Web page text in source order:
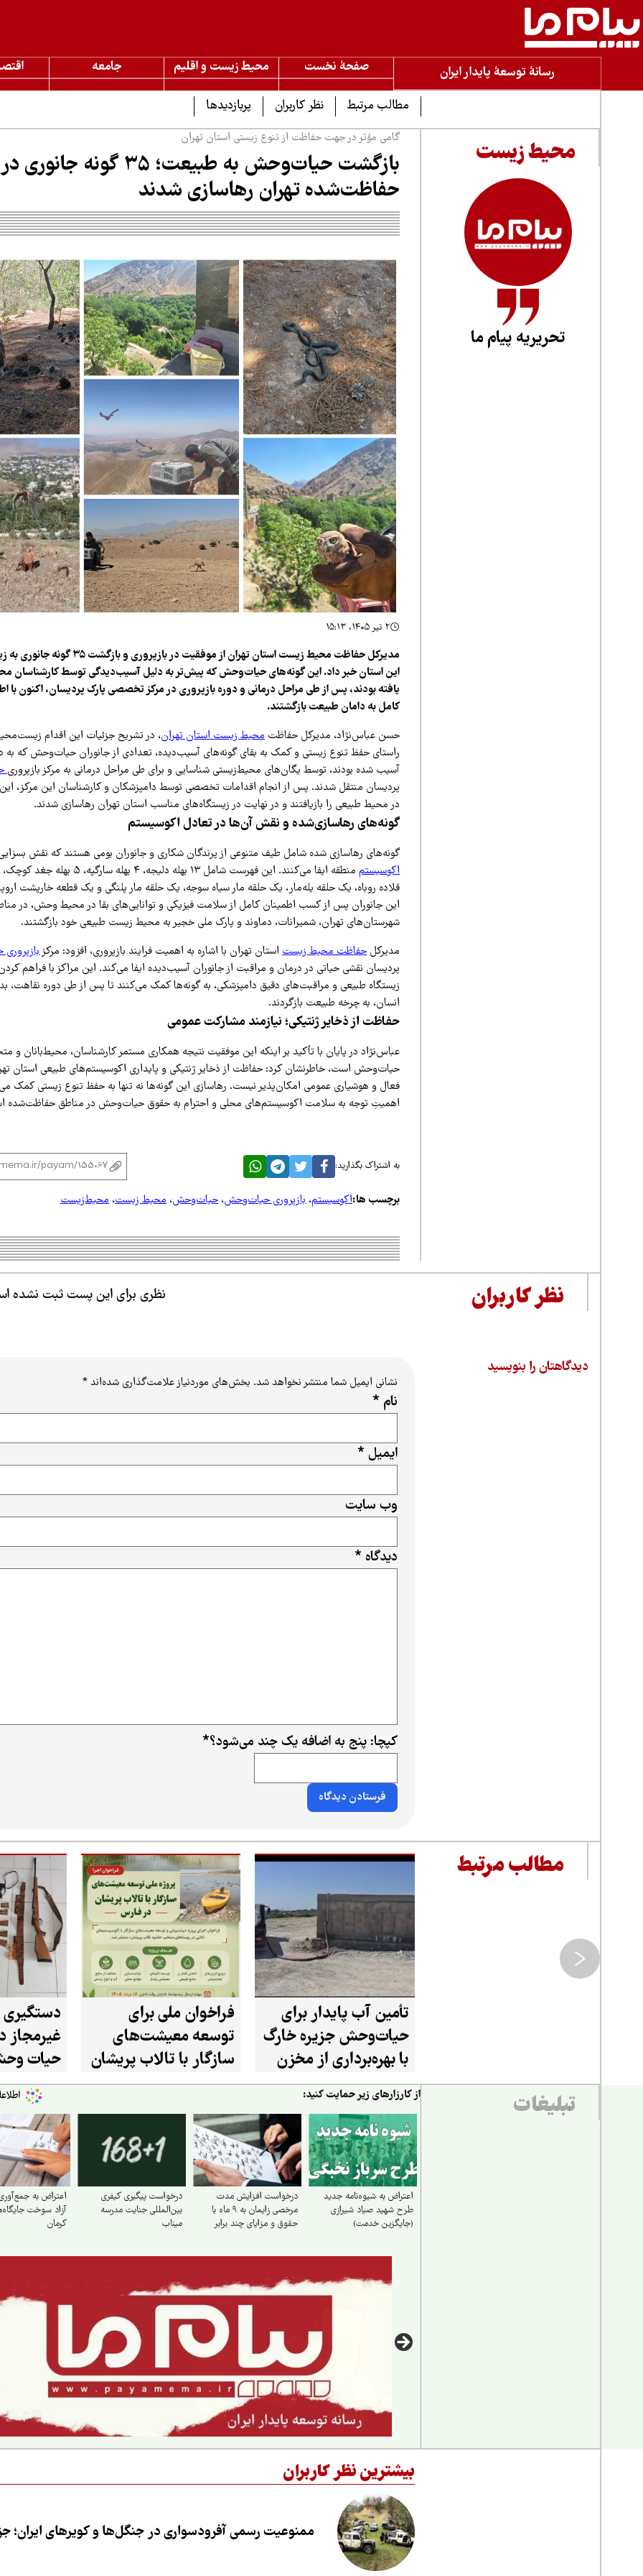
رسانۀ توسعۀ پایدار ایران صفحۀ نخست محیط زیست و اقلیم جامعه
مطالب مرتبط نظر کاربران پربازدیدها
محیط زیست
تحریریه پیام ما
گامی مؤثر در جهت حفاظت از تنوع زیستی استان تهران
بازگشت حیات‌وحش به طبیعت؛ ۳۵
حفاظت‌شده تهران رهاسازی شدند
۲ تیر ۱۴۰۵، ۱۵:۱۳
مدیرکل حفاظت محیط زیست استان تهران از موفقیت
این استان خبر داد. این گونه‌های حیات‌وحش که پیش‌تر به دلیل آسیب‌دیدگی توسط کارشناسان
یافته بودند، پس از طی مراحل درمانی و دوره بازپروری در مرکز تخصصی پارک پردیسان، اکنون با
کامل به دامان طبیعت بازگشتند.
حسن عباس‌نژاد، مدیرکل حفاظتمحیط زیست استان تهران، در تشریح جزئیات این اقدام
راستای حفظ تنوع زیستی و کمک به بقای گونه‌های آسیب‌دیده، تعدادی از جانوران حیات‌وحش که به
آسیب شده بودند، توسط یگان‌های محیط‌زیستی شناسایی و برای طی مراحل درمانی به مرکز بازپروری
پردیسان منتقل شدند. پس از انجام اقدامات تخصصی توسط دامپزشکان و کارشناسان این مرکز، این
در محیط طبیعی را بازیافتند و در نهایت در زیستگاه‌های مناسب استان تهران رهاسازی شدند.
گونه‌های رهاسازی‌شده و نقش آن‌ها در تعادل اکوسیستم
گونه‌های رهاسازی شده شامل طیف متنوعی از پرندگان شکاری و جانوران بومی هستند که نقش
اکوسیستم
قلاده روباه، یک حلقه یله‌مار، یک حلقه مار سیاه سوجه، یک حلقه مار پلنگی و یک قطعه خارپشت
این جانوران پس از کسب اطمینان کامل از سلامت فیزیکی و توانایی‌های بقا در محیط وحش، در
شهرستان‌های تهران، شمیرانات، دماوند و پارک ملی خجیر به محیط زیست طبیعی خود بازگشتند.
مدیرکلحفاظت محیط زیستاستان تهران با اشاره به اهمیت فرایند بازپروری، افزود: مرکز
پردیسان نقشی حیاتی در درمان و مراقبت از جانوران آسیب‌دیده ایفا می‌کند. این مراکز با فراهم
زیستگاه طبیعی و مراقبت‌های دقیق دامپزشکی، به گونه‌ها کمک می‌کنند تا پس از طی دوره نقاهت،
انسان، به چرخه طبیعت بازگردند.
حفاظت از ذخایر ژنتیکی؛ نیازمند مشارکت عمومی
عباس‌نژاد در پایان با تأکید بر اینکه این موفقیت نتیجه همکاری مستمر کارشناسان، محیط‌بانان و
حیات‌وحش است، خاطرنشان کرد: حفاظت از ذخایر ژنتیکی و پایداری اکوسیستم‌های طبیعی استان
فعال و هوشیاری عمومی امکان‌پذیر نیست. رهاسازی این گونه‌ها نه تنها به حفظ تنوع زیستی کمک
اهمیتِ توجه به سلامت اکوسیستم‌های محلی و احترام به حقوق حیات‌وحش در مناطق حفاظت‌شده
به اشتراک بگذارید:
برچسب ها:اکوسیستم،بازپروری حیات‌وحش،حیات‌وحش،محیط زیست،محیط‌زیست
نظر کاربران نظری برای این پست ثبت نشده
دیدگاهتان را بنویسید
نشانی ایمیل شما منتشر نخواهد شد. بخش‌های موردنیاز علامت‌گذاری شده‌اند*
دیدگاه *
نام *
ایمیل *
وب‌ سایت
کپچا: پنج به اضافه یک چند می‌شود؟*
مطالب مرتبط
تأمین آب پایدار برای
حیات‌وحش جزیره خارگ
با بهره‌برداری از مخزن
۲۰ هزار لیتری
فراخوان ملی برای
توسعه معیشت‌های
سازگار با تالاب پریشان
در استان فارس
غیرمجاز
حیات
شازند
تبلیغات از کارزارهای زیر حمایت کنید:
اعتراض به شیوه‌نامه جدید
طرح شهید صیاد شیرازی
(جایگزین خدمت)
درخواست افزایش مدت
مرخصی زایمان به ۹ ماه با
حقوق و مزایای چند برابر
درخواست پیگیری کیفری
بین‌المللی جنایت مدرسه
میناب
اعتراض به
آزاد سوخت
کرمان
بیشترین نظر کاربران
ممنوعیت رسمی آفرودسواری در جنگل‌ها و کویرهای ایران؛